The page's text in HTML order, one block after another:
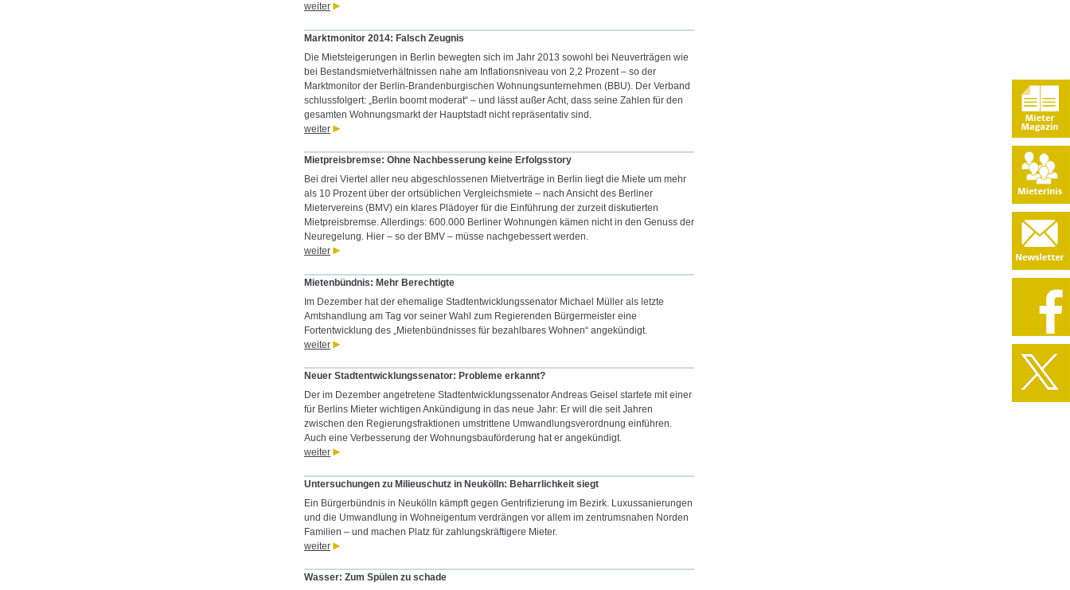
weiter
Marktmonitor 2014: Falsch Zeugnis
Die Mietsteigerungen in Berlin bewegten sich im Jahr 2013 sowohl bei Neuverträgen wie
bei Bestandsmietverhältnissen nahe am Inflationsniveau von 2,2 Prozent – so der
Marktmonitor der Berlin-Brandenburgischen Wohnungsunternehmen (BBU). Der Verband
schlussfolgert: „Berlin boomt moderat“ – und lässt außer Acht, dass seine Zahlen für den
gesamten Wohnungsmarkt der Hauptstadt nicht repräsentativ sind.
weiter
Mietpreisbremse: Ohne Nachbesserung keine Erfolgsstory
Bei drei Viertel aller neu abgeschlossenen Mietverträge in Berlin liegt die Miete um mehr
als 10 Prozent über der ortsüblichen Vergleichsmiete – nach Ansicht des Berliner
Mietervereins (BMV) ein klares Plädoyer für die Einführung der zurzeit diskutierten
Mietpreisbremse. Allerdings: 600.000 Berliner Wohnungen kämen nicht in den Genuss der
Neuregelung. Hier – so der BMV – müsse nachgebessert werden.
weiter
Mietenbündnis: Mehr Berechtigte
Im Dezember hat der ehemalige Stadtentwicklungssenator Michael Müller als letzte
Amtshandlung am Tag vor seiner Wahl zum Regierenden Bürgermeister eine
Fortentwicklung des „Mietenbündnisses für bezahlbares Wohnen“ angekündigt.
weiter
Neuer Stadtentwicklungssenator: Probleme erkannt?
Der im Dezember angetretene Stadtentwicklungssenator Andreas Geisel startete mit einer
für Berlins Mieter wichtigen Ankündigung in das neue Jahr: Er will die seit Jahren
zwischen den Regierungsfraktionen umstrittene Umwandlungsverordnung einführen.
Auch eine Verbesserung der Wohnungsbauförderung hat er angekündigt.
weiter
Untersuchungen zu Milieuschutz in Neukölln: Beharrlichkeit siegt
Ein Bürgerbündnis in Neukölln kämpft gegen Gentrifizierung im Bezirk. Luxussanierungen
und die Umwandlung in Wohneigentum verdrängen vor allem im zentrumsnahen Norden
Familien – und machen Platz für zahlungskräftigere Mieter.
weiter
Wasser: Zum Spülen zu schade